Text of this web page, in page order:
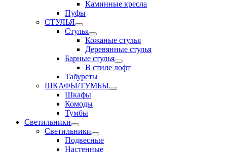
Каминные кресла
Пуфы
СТУЛЬЯ
Стулья
Кожаные стулья
Деревянные стулья
Барные стулья
В стиле лофт
Табуреты
ШКАФЫ/ТУМБЫ
Шкафы
Комоды
Тумбы
Светильники
Светильники
Подвесные
Настенные